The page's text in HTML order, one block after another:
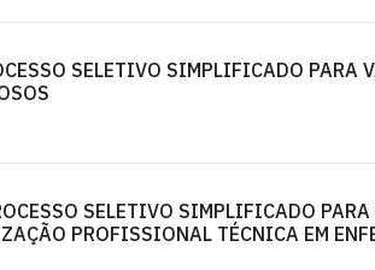
SELETIVO SIMPLIFICADO PARA
SELETIVO SIMPLIFICADO PARA
PROFISSIONAL TÉCNICA EM